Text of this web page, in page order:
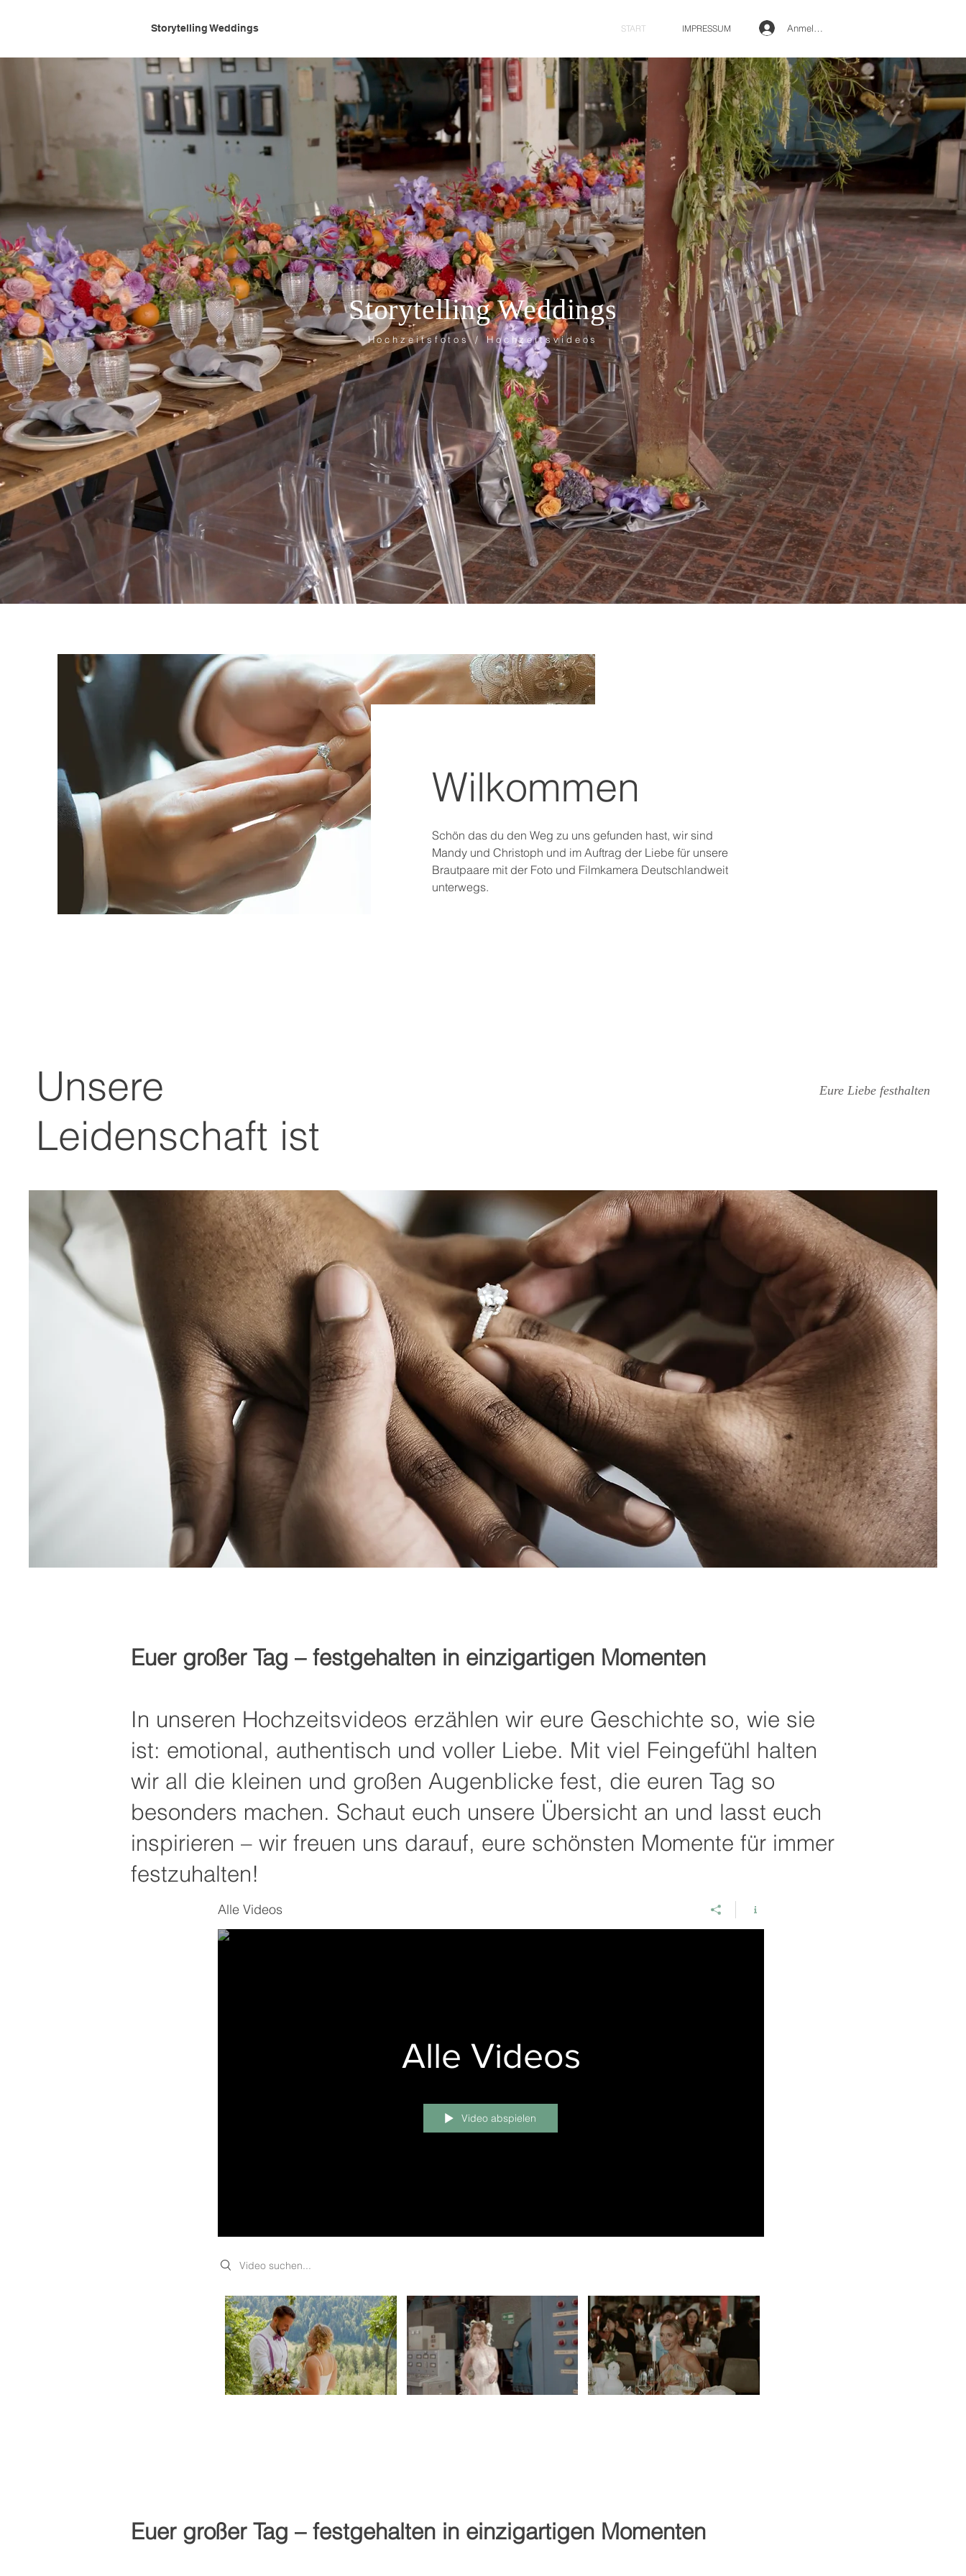
Storytelling Weddings START IMPRESSUM Anmelden
Storytelling Weddings
Hochzeitsfotos / Hochzeitsvideos
Wilkommen
Schön das du den Weg zu uns gefunden hast, wir sind
Mandy und Christoph und im Auftrag der Liebe für unsere
Brautpaare mit der Foto und Filmkamera Deutschlandweit
unterwegs.
Unsere
Leidenschaft ist
Eure Liebe festhalten
Euer großer Tag – festgehalten in einzigartigen Momenten
In unseren Hochzeitsvideos erzählen wir eure Geschichte so, wie sie
ist: emotional, authentisch und voller Liebe. Mit viel Feingefühl halten
wir all die kleinen und großen Augenblicke fest, die euren Tag so
besonders machen. Schaut euch unsere Übersicht an und lasst euch
inspirieren – wir freuen uns darauf, eure schönsten Momente für immer
festzuhalten!
Alle Videos
Alle Videos
Video abspielen
Search videos
Euer großer Tag – festgehalten in einzigartigen Momenten